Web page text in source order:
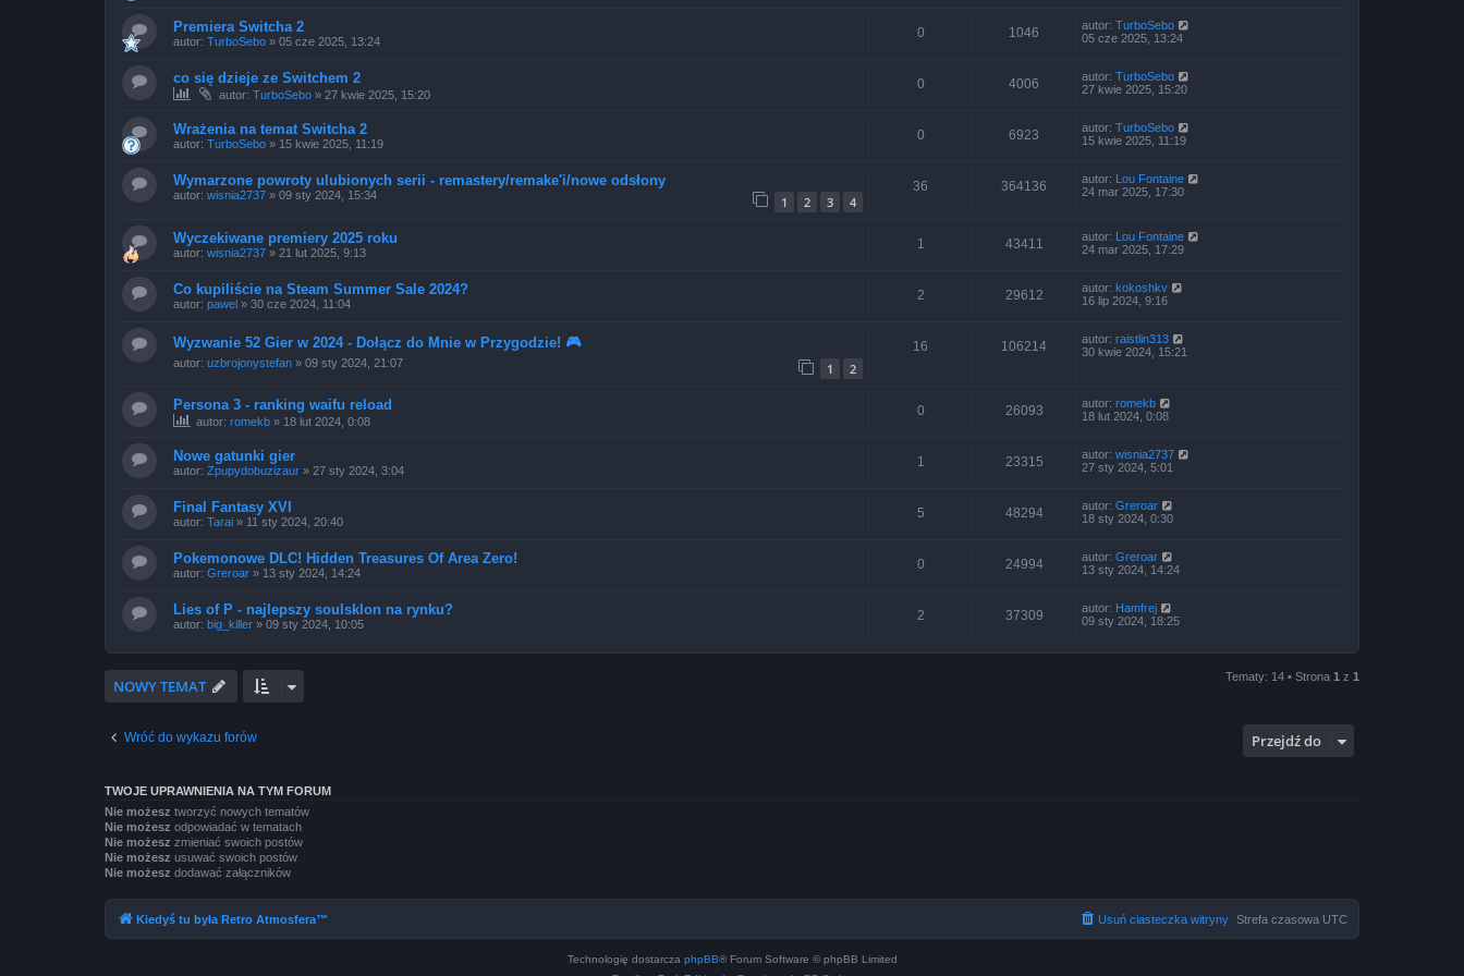
Premiera Switcha 2
autor: TurboSebo » 05 cze 2025, 13:24
0 1046 autor: TurboSebo
05 cze 2025, 13:24
co się dzieje ze Switchem 2
autor: TurboSebo » 27 kwie 2025, 15:20
0 4006 autor: TurboSebo
27 kwie 2025, 15:20
Wrażenia na temat Switcha 2
autor: TurboSebo » 15 kwie 2025, 11:19
0 6923 autor: TurboSebo
15 kwie 2025, 11:19
Wymarzone powroty ulubionych serii - remastery/remake'i/nowe odsłony
autor: wisnia2737 » 09 sty 2024, 15:34 1 2 3 4
36 364136 autor: Lou Fontaine
24 mar 2025, 17:30
Wyczekiwane premiery 2025 roku
autor: wisnia2737 » 21 lut 2025, 9:13
1 43411 autor: Lou Fontaine
24 mar 2025, 17:29
Co kupiliście na Steam Summer Sale 2024?
autor: pawel » 30 cze 2024, 11:04
2 29612 autor: kokoshkv
16 lip 2024, 9:16
Wyzwanie 52 Gier w 2024 - Dołącz do Mnie w Przygodzie! 🎮
autor: uzbrojonystefan » 09 sty 2024, 21:07 1 2
16 106214 autor: raistlin313
30 kwie 2024, 15:21
Persona 3 - ranking waifu reload
autor: romekb » 18 lut 2024, 0:08
0 26093 autor: romekb
18 lut 2024, 0:08
Nowe gatunki gier
autor: Zpupydobuzizaur » 27 sty 2024, 3:04
1 23315 autor: wisnia2737
27 sty 2024, 5:01
Final Fantasy XVI
autor: Tarai » 11 sty 2024, 20:40
5 48294 autor: Greroar
18 sty 2024, 0:30
Pokemonowe DLC! Hidden Treasures Of Area Zero!
autor: Greroar » 13 sty 2024, 14:24
0 24994 autor: Greroar
13 sty 2024, 14:24
Lies of P - najlepszy soulsklon na rynku?
autor: big_killer » 09 sty 2024, 10:05
2 37309 autor: Hamfrej
09 sty 2024, 18:25
NOWY TEMAT Tematy: 14 • Strona 1 z 1
Wróć do wykazu forów Przejdź do
TWOJE UPRAWNIENIA NA TYM FORUM
Nie możesz tworzyć nowych tematów
Nie możesz odpowiadać w tematach
Nie możesz zmieniać swoich postów
Nie możesz usuwać swoich postów
Nie możesz dodawać załączników
Kiedyś tu była Retro Atmosfera™ Strefa czasowa UTC
Usuń ciasteczka witryny
Technologię dostarcza phpBB® Forum Software © phpBB Limited